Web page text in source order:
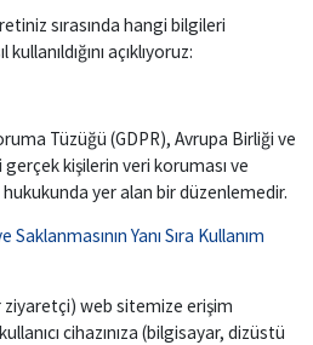
sırasında hangi bilgileri
açıklıyoruz:
Tüzüğü (GDPR), Avrupa Birliği ve
kişilerin veri koruması ve
yer alan bir düzenlemedir.
Yanı Sıra Kullanım
ziyaretçi) web sitemize erişim
cihazınıza (bilgisayar, dizüstü